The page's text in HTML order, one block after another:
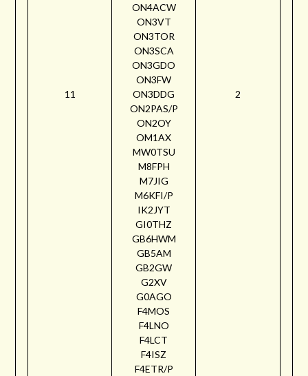
11
ON4ACW
ON3VT
ON3TOR
ON3SCA
ON3GDO
ON3FW
ON3DDG
ON2PAS/P
ON2OY
OM1AX
MW0TSU
M8FPH
M7JIG
M6KFI/P
IK2JYT
GI0THZ
GB6HWM
GB5AM
GB2GW
G2XV
G0AGO
F4MOS
F4LNO
F4LCT
F4ISZ
F4ETR/P
2